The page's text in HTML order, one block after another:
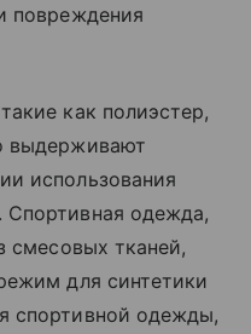
повреждения
как полиэстер,
выдерживают
использования
одежда,
смесовых тканей,
для синтетики
спортивной одежды,